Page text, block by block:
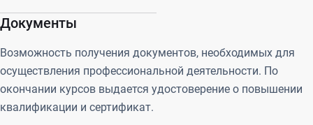
Документы
Возможность получения документов, необходимых для
осуществления профессиональной деятельности. По
окончании курсов выдается удостоверение о повышении
квалификации и сертификат.